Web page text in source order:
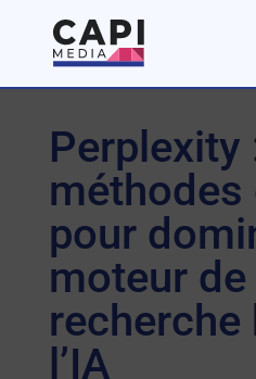
Perplexity
pour
moteur de
recherche
l’IA